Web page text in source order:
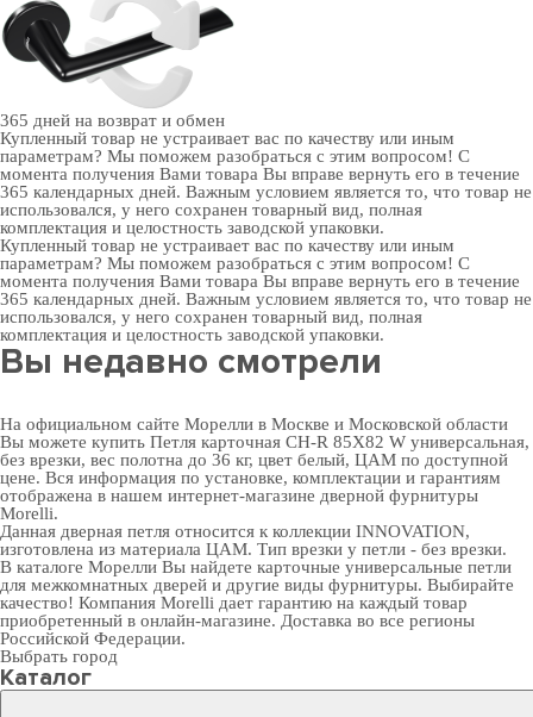
365 дней на возврат и обмен
Купленный товар не устраивает вас по качеству или иным
параметрам? Мы поможем разобраться с этим вопросом! С
момента получения Вами товара Вы вправе вернуть его в течение
365 календарных дней. Важным условием является то, что товар не
использовался, у него сохранен товарный вид, полная
комплектация и целостность заводской упаковки.
Купленный товар не устраивает вас по качеству или иным
параметрам? Мы поможем разобраться с этим вопросом! С
момента получения Вами товара Вы вправе вернуть его в течение
365 календарных дней. Важным условием является то, что товар не
использовался, у него сохранен товарный вид, полная
комплектация и целостность заводской упаковки.
Вы недавно смотрели
На официальном сайте Морелли в Москве и Московской области
Вы можете купить Петля карточная CH-R 85X82 W универсальная,
без врезки, вес полотна до 36 кг, цвет белый, ЦАМ по доступной
цене. Вся информация по установке, комплектации и гарантиям
отображена в нашем интернет-магазине дверной фурнитуры
Morelli.
Данная дверная петля относится к коллекции INNOVATION,
изготовлена из материала ЦАМ. Тип врезки у петли - без врезки.
В каталоге Морелли Вы найдете карточные универсальные петли
для межкомнатных дверей и другие виды фурнитуры. Выбирайте
качество! Компания Morelli дает гарантию на каждый товар
приобретенный в онлайн-магазине. Доставка во все регионы
Российской Федерации.
Выбрать город
Каталог